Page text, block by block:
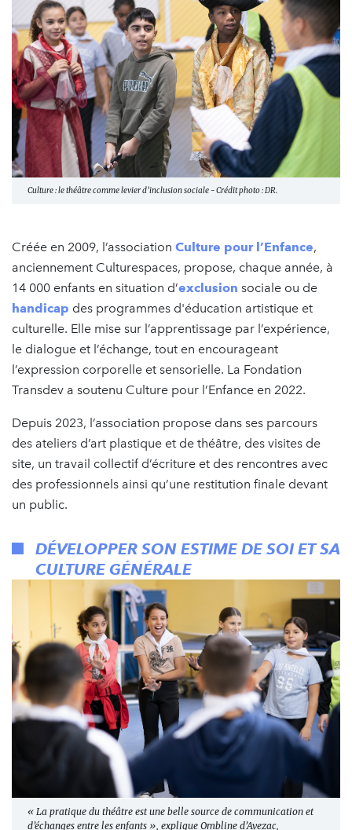
Culture : le théâtre comme levier d’inclusion sociale - Crédit photo : DR.
Créée en 2009, l’association Culture pour l’Enfance,
anciennement Culturespaces, propose, chaque année, à
14 000 enfants en situation d’exclusion sociale ou de
handicap des programmes d'éducation artistique et
culturelle. Elle mise sur l’apprentissage par l’expérience,
le dialogue et l’échange, tout en encourageant
l’expression corporelle et sensorielle. La Fondation
Transdev a soutenu Culture pour l’Enfance en 2022.
Depuis 2023, l’association propose dans ses parcours
des ateliers d’art plastique et de théâtre, des visites de
site, un travail collectif d’écriture et des rencontres avec
des professionnels ainsi qu’une restitution finale devant
un public.
DÉVELOPPER SON ESTIME DE SOI ET SA
CULTURE GÉNÉRALE
« La pratique du théâtre est une belle source de communication et
d’échanges entre les enfants », explique Ombline d’Avezac,